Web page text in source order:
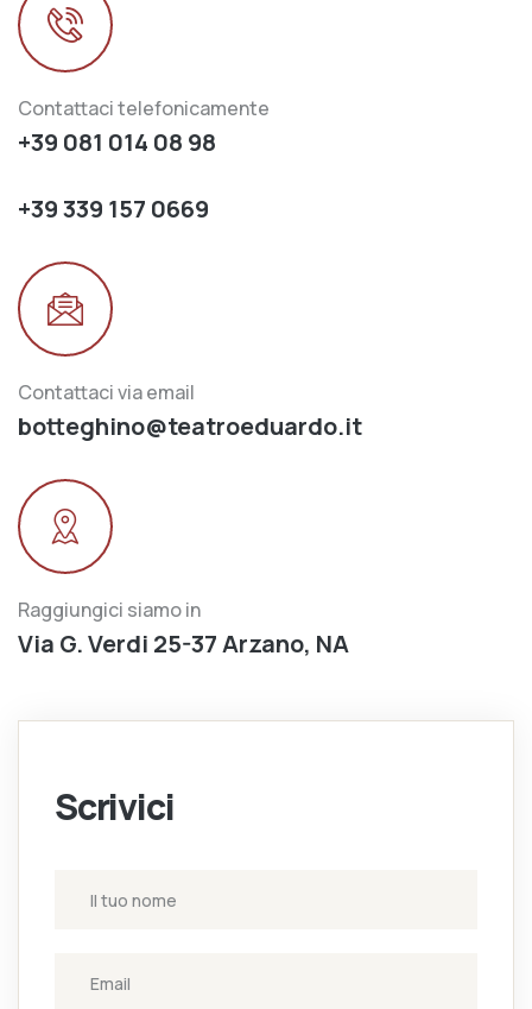
Contattaci telefonicamente
+39 081 014 08 98
+39 339 157 0669
Contattaci via email
botteghino@teatroeduardo.it
Raggiungici siamo in
Via G. Verdi 25-37 Arzano, NA
Scrivici